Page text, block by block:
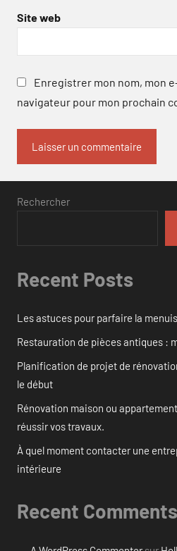
Site web
Enregistrer mon nom, mon
navigateur pour mon prochain
Rechercher
Recent Posts
Les astuces pour parfaire la
Restauration de pièces antiques :
Planification de projet de
le début
Rénovation maison ou
réussir vos travaux.
À quel moment contacter une
intérieure
Recent Comments